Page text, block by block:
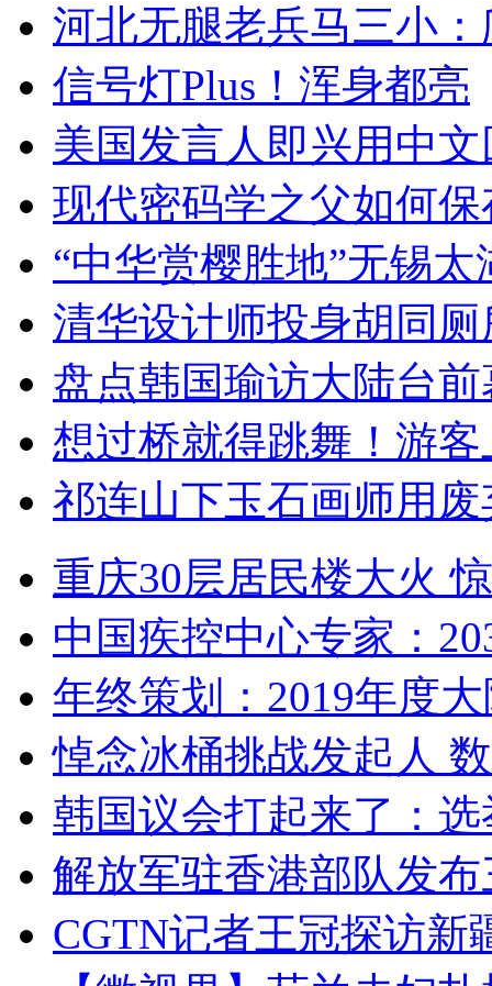
河北无腿老兵马三小
信号灯Plus！浑身都亮
美国发言人即兴用中
现代密码学之父如何
“中华赏樱胜地”无锡
清华设计师投身胡同
盘点韩国瑜访大陆台
想过桥就得跳舞！游客
祁连山下玉石画师用
重庆30层居民楼大火
中国疾控中心专家：
年终策划：2019年度
悼念冰桶挑战发起人
韩国议会打起来了：
解放军驻香港部队发
CGTN记者王冠探访新